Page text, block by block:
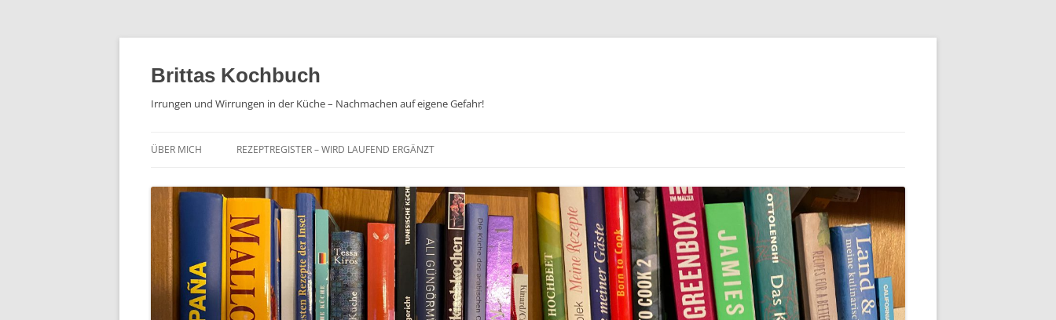
Brittas Kochbuch
Irrungen und Wirrungen in der Küche – Nachmachen auf eigene Gefahr!
ÜBER MICH REZEPTREGISTER – WIRD LAUFEND ERGÄNZT